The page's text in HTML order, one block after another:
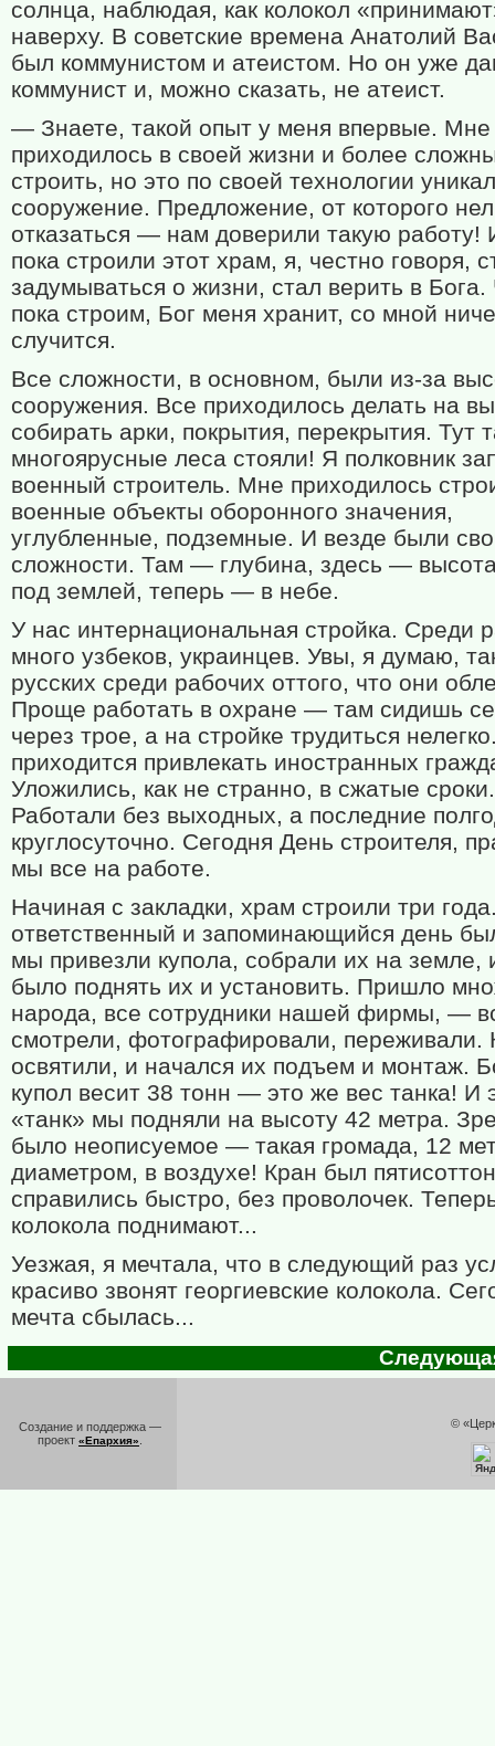
солнца, наблюдая, как колокол
наверху. В советские времена Анатолий
был коммунистом и атеистом. Но он уже
коммунист и, можно сказать, не атеист.
— Знаете, такой опыт у меня впервые. Мне
приходилось в своей жизни и более
строить, но это по своей технологии
сооружение. Предложение, от которого
отказаться — нам доверили такую работу!
пока строили этот храм, я, честно говоря,
задумываться о жизни, стал верить в
пока строим, Бог меня хранит, со мной
случится.
Все сложности, в основном, были из-за
сооружения. Все приходилось делать на
собирать арки, покрытия, перекрытия. Тут
многоярусные леса стояли! Я полковник
военный строитель. Мне приходилось
военные объекты оборонного значения,
углубленные, подземные. И везде были
сложности. Там — глубина, здесь —
под землей, теперь — в небе.
У нас интернациональная стройка. Среди
много узбеков, украинцев. Увы, я думаю,
русских среди рабочих оттого, что они
Проще работать в охране — там сидишь
через трое, а на стройке трудиться
приходится привлекать иностранных
Уложились, как не странно, в сжатые сроки.
Работали без выходных, а последние
круглосуточно. Сегодня День строителя,
мы все на работе.
Начиная с закладки, храм строили три
ответственный и запоминающийся день
мы привезли купола, собрали их на земле,
было поднять их и установить. Пришло
народа, все сотрудники нашей фирмы, —
смотрели, фотографировали, переживали.
освятили, и начался их подъем и монтаж.
купол весит 38 тонн — это же вес танка! И
«танк» мы подняли на высоту 42 метра.
было неописуемое — такая громада, 12
диаметром, в воздухе! Кран был
справились быстро, без проволочек.
колокола поднимают...
Уезжая, я мечтала, что в следующий раз
красиво звонят георгиевские колокола.
мечта сбылась...
Создание и поддержка —
проект «Епархия»
©